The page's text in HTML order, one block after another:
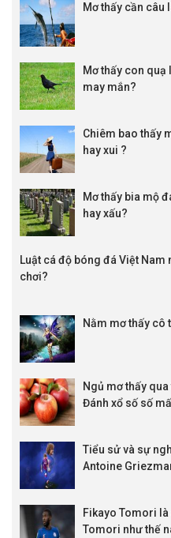
Mơ thấy cần câu
Mơ thấy con
may mắn?
Chiêm bao thấy
hay xui ?
Mơ thấy bia mộ
hay xấu?
Luật cá độ bóng đá Việt
chơi?
Nằm mơ thấy cô
Ngủ mơ thấy
Đánh xổ số số
Tiểu sử và sự
Antoine
Fikayo Tomori
Tomori như thế